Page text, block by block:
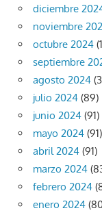
diciembre
noviembre
octubre 2024
septiembre
agosto 2024
julio 2024 (89)
junio 2024 (91)
mayo 2024 (91)
abril 2024 (91)
marzo 2024
febrero 2024
enero 2024